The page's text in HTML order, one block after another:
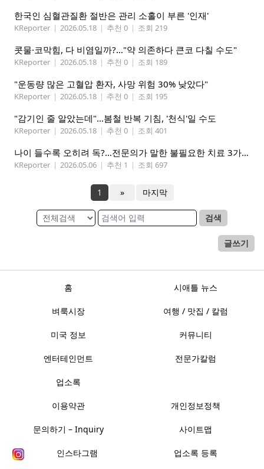
한국인 심혈관질환 절반은 관리 소홀이 부른 '인재'
KReporter | 2026.05.18 | 추천 0 | 조회 219
콧물·코막힘, 다 비염일까?…"약 의존하다 큰코 다칠 수도"
KReporter | 2026.05.18 | 추천 0 | 조회 189
"운동량 많은 고혈압 환자, 사망 위험 30% 낮았다"
KReporter | 2026.05.18 | 추천 0 | 조회 195
"감기인 줄 알았는데"…봄철 반복 기침, '천식'일 수도
KReporter | 2026.05.18 | 추천 0 | 조회 401
나이 들수록 오히려 독?…전문의가 말한 불필요한 치료 3가지
KReporter | 2026.05.06 | 추천 1 | 조회 697
1 » 마지막
검색
글쓰기
홈 시애틀 뉴스
벼룩시장 여행 / 맛집 / 칼럼
미국 정보 커뮤니티
엔터테인먼트 전문가칼럼
업소록
이용약관 개인정보정책
문의하기 – Inquiry 사이트맵
인스타그램 업소록 등록